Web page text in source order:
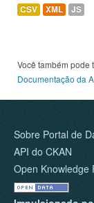
CSV XML JS
Você também pode
Documentação da
Sobre Portal de
API do CKAN
Open Knowledge